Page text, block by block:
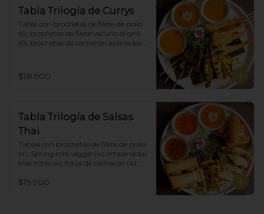
Tabla Trilogía de Currys
Tabla con brochetas de filete de pollo
(6), brochetas de filete vacuno al grill
(6), brochetas de camarón apanadas
amarillo.
$18.900
Tabla Trilogía de Salsas
Thai
Tablas con brochetas de filete de pollo
(4), Spring rolls veggie (4), empanadas
thai fritas (4), fritos de camarón (4),
Salsa de Maní y Soja spicy.
$19.900